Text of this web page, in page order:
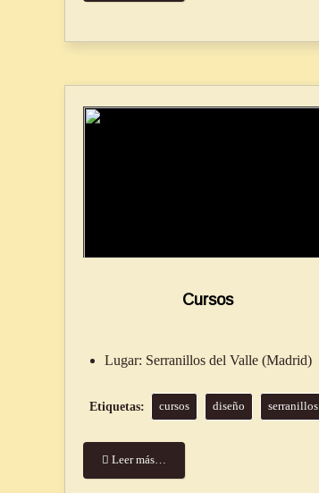
Cursos
Lugar: Serranillos del Valle (Madrid)
cursos diseño serranillos
Leer más…